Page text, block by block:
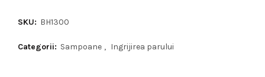
SKU: BH1300
Categorii: Sampoane , Ingrijirea parului